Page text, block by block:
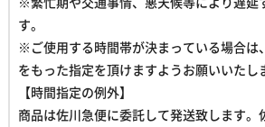
す。
※ご使用する時間帯が決まっている場合は
をもった指定を頂けますようお願いいたし
【時間指定の例外】
商品は佐川急便に委託して発送致します。